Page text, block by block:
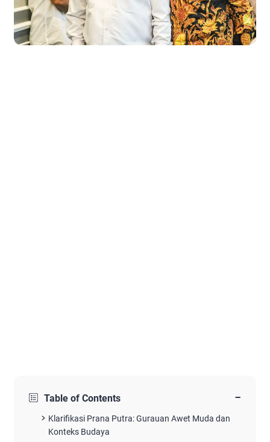
Table of Contents −
Klarifikasi Prana Putra: Gurauan Awet Muda dan
Konteks Budaya